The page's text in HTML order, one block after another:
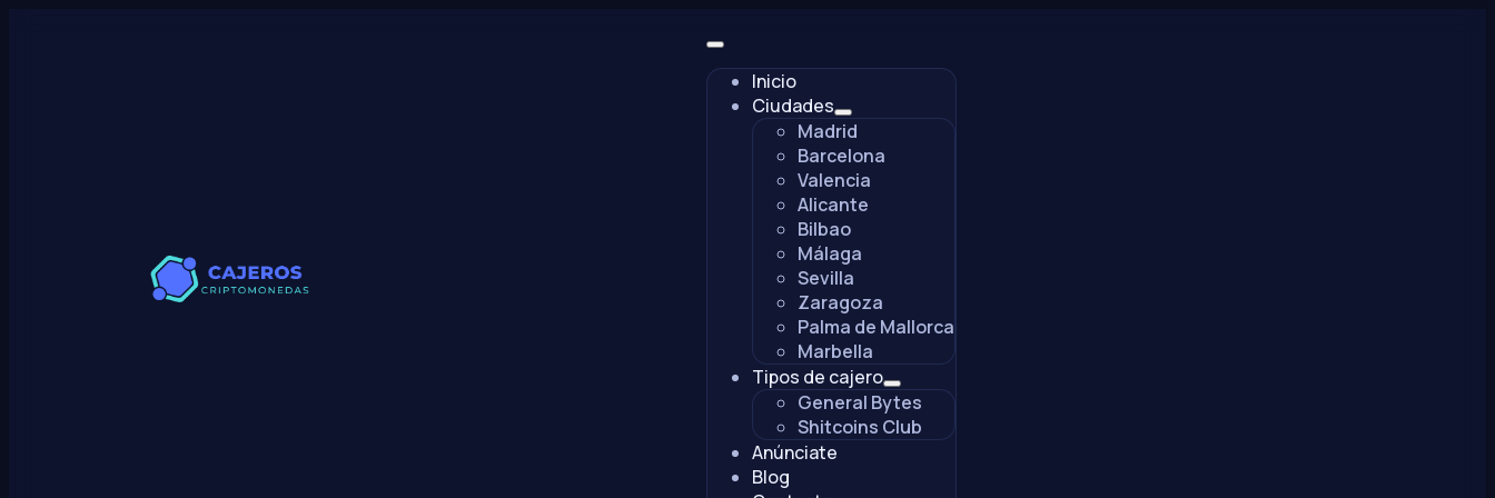
Inicio
Ciudades
Madrid
Barcelona
Valencia
Alicante
Bilbao
Málaga
Sevilla
Zaragoza
Palma de Mallorca
Marbella
Tipos de cajero
General Bytes
Shitcoins Club
Anúnciate
Blog